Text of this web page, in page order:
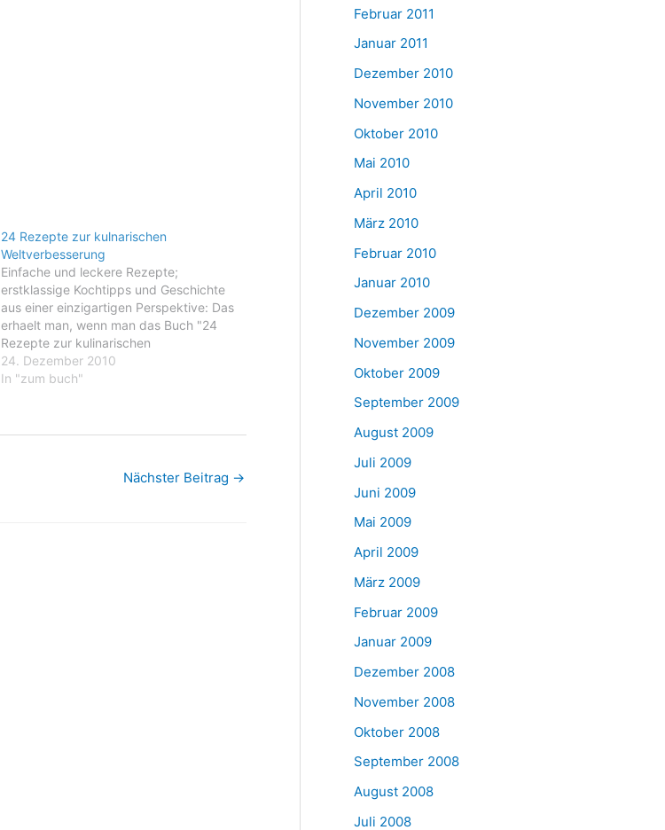
24 Rezepte zur kulnarischen
Weltverbesserung
Einfache und leckere Rezepte;
erstklassige Kochtipps und Geschichte
aus einer einzigartigen Perspektive: Das
erhaelt man, wenn man das Buch "24
Rezepte zur kulinarischen
Weltverbesserung" aufschlaegt. Wam
Kat, der Autor des Buches, ist als
Seit 1981 kochen sie fuer Blockaden,
24. Dezember 2010
In "zum buch"
Nächster Beitrag →
Februar 2011
Januar 2011
Dezember 2010
November 2010
Oktober 2010
Mai 2010
April 2010
März 2010
Februar 2010
Januar 2010
Dezember 2009
November 2009
Oktober 2009
September 2009
August 2009
Juli 2009
Juni 2009
Mai 2009
April 2009
März 2009
Februar 2009
Januar 2009
Dezember 2008
November 2008
Oktober 2008
September 2008
August 2008
Juli 2008